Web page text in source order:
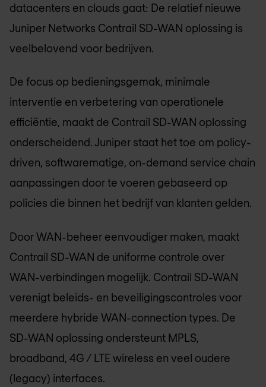
datacenters en clouds gaat: De relatief nieuwe
Juniper Networks Contrail SD-WAN oplossing is
veelbelovend voor bedrijven.
De focus op bedieningsgemak, minimale
interventie en verbetering van operationele
efficiëntie, maakt de Contrail SD-WAN oplossing
onderscheidend. Juniper staat het toe om policy-
driven, softwarematige, on-demand service chain
aanpassingen door te voeren gebaseerd op
policies die binnen het bedrijf van klanten gelden.
Door WAN-beheer eenvoudiger maken, maakt
Contrail SD-WAN de uniforme controle over
WAN-verbindingen mogelijk. Contrail SD-WAN
verenigt beleids- en beveiligingscontroles voor
meerdere hybride WAN-connection types. De
SD-WAN oplossing ondersteunt MPLS,
broadband, 4G / LTE wireless en veel oudere
(legacy) interfaces.